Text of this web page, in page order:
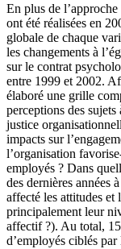
En plus de
ont été réalisées en
globale de chaque
les changements à
sur le contrat
entre 1999 et 2002.
élaboré une grille
perceptions des
justice
impacts sur
l’organisation
employés ? Dans
des dernières années
affecté les attitudes et
principalement leur
affectif ?). Au total, 15
d’employés ciblés